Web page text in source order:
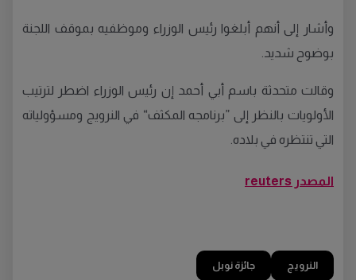
وأشار إلى أنهم أبلغوا رئيس الوزراء وموظفيه بموقف اللجنة
بوضوح شديد.
وقالت متحدثة باسم أبي أحمد إن رئيس الوزراء اضطر لترتيب
الأولويات بالنظر إلى ”برنامجه المكثف“ في النرويج ومسؤولياته
التي تنتظره في بلاده.
المصدر reuters
النرويج جائزة نوبل